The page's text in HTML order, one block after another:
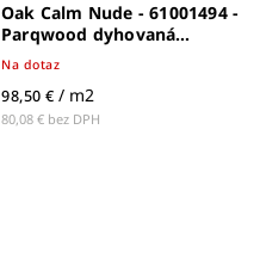
Oak Calm Nude - 61001494 -
Parqwood dyhovaná
drevená podlaha
Na dotaz
80,08 € bez DPH
98,50 € / m2